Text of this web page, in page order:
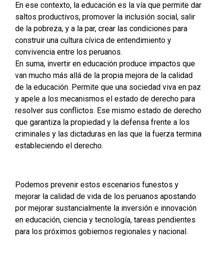
En ese contexto, la educación es la vía que permite dar
saltos productivos, promover la inclusión social, salir
de la pobreza, y a la par, crear las condiciones para
construir una cultura cívica de entendimiento y
convivencia entre los peruanos.
En suma, invertir en educación produce impactos que
van mucho más allá de la propia mejora de la calidad
de la educación. Permite que una sociedad viva en paz
y apele a los mecanismos el estado de derecho para
resolver sus conflictos. Ese mismo estado de derecho
que garantiza la propiedad y la defensa frente a los
criminales y las dictaduras en las que la fuerza termina
estableciendo el derecho.
Podemos prevenir estos escenarios funestos y
mejorar la calidad de vida de los peruanos apostando
por mejorar sustancialmente la inversión e innovación
en educación, ciencia y tecnología, tareas pendientes
para los próximos gobiernos regionales y nacional.